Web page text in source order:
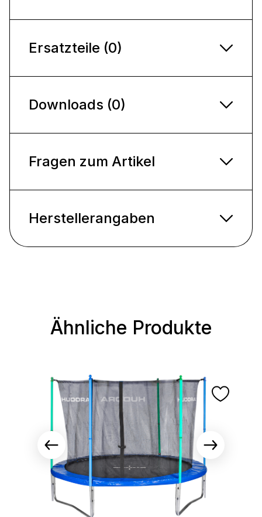
Ersatzteile (0)
Downloads (0)
Fragen zum Artikel
Herstellerangaben
Produktgalerie überspringen
Ähnliche Produkte